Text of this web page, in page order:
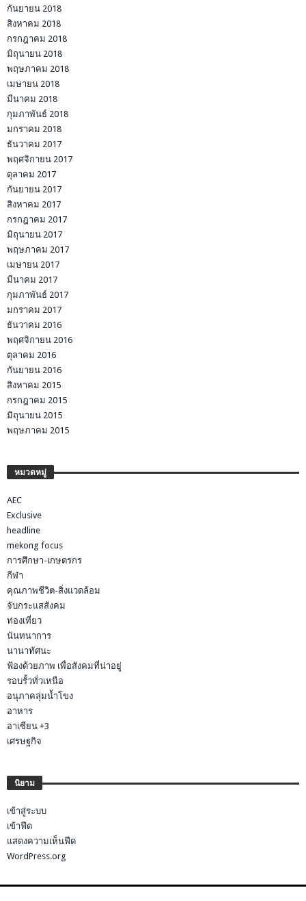
กันยายน 2018
สิงหาคม 2018
กรกฎาคม 2018
มิถุนายน 2018
พฤษภาคม 2018
เมษายน 2018
มีนาคม 2018
กุมภาพันธ์ 2018
มกราคม 2018
ธันวาคม 2017
พฤศจิกายน 2017
ตุลาคม 2017
กันยายน 2017
สิงหาคม 2017
กรกฎาคม 2017
มิถุนายน 2017
พฤษภาคม 2017
เมษายน 2017
มีนาคม 2017
กุมภาพันธ์ 2017
มกราคม 2017
ธันวาคม 2016
พฤศจิกายน 2016
ตุลาคม 2016
กันยายน 2016
สิงหาคม 2015
กรกฎาคม 2015
มิถุนายน 2015
พฤษภาคม 2015
หมวดหมู่
AEC
Exclusive
headline
mekong focus
การศึกษา-เกษตรกร
กีฬา
คุณภาพชีวิต-สิ่งแวดล้อม
จับกระแสสังคม
ท่องเที่ยว
นันทนาการ
นานาทัศนะ
ฟ้องด้วยภาพ เพื่อสังคมที่น่าอยู่
รอบรั้วทั่วเหนือ
อนุภาคลุ่มน้ำโขง
อาหาร
อาเซียน +3
เศรษฐกิจ
นิยาม
เข้าสู่ระบบ
เข้าฟีด
แสดงความเห็นฟีด
WordPress.org